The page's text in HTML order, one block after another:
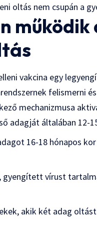
oltás nem csupán a
vakcina egy
felismerni
mechanizmusa
adagját általában 12-
16-18 hónapos
gyengített vírust
akik két adag